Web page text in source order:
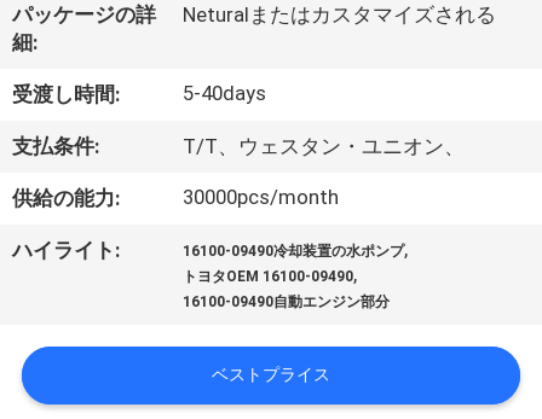
た
つ
い
て
工
場
パッケージの詳
細:
Neturalまたはカスタマイズされる
受渡し時間: 5-40days
支払条件: T/T、ウェスタン・ユニオン、
供給の能力: 30000pcs/month
ハイライト: 16100-09490冷却装置の水ポンプ,
トヨタOEM 16100-09490,
16100-09490自動エンジン部分
ベストプライス